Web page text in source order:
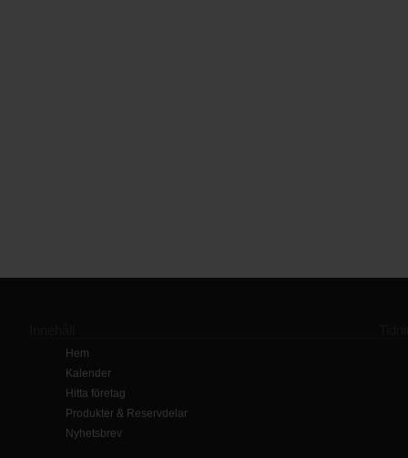
Hem
Kalender
Hitta företag
Produkter & Reservdelar
Nyhetsbrev